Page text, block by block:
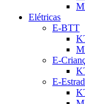
Elétricas
E-BTT
E-
E-